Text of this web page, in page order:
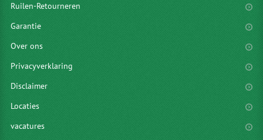
Ruilen-Retourneren
Garantie
Over ons
Privacyverklaring
Disclaimer
Locaties
vacatures